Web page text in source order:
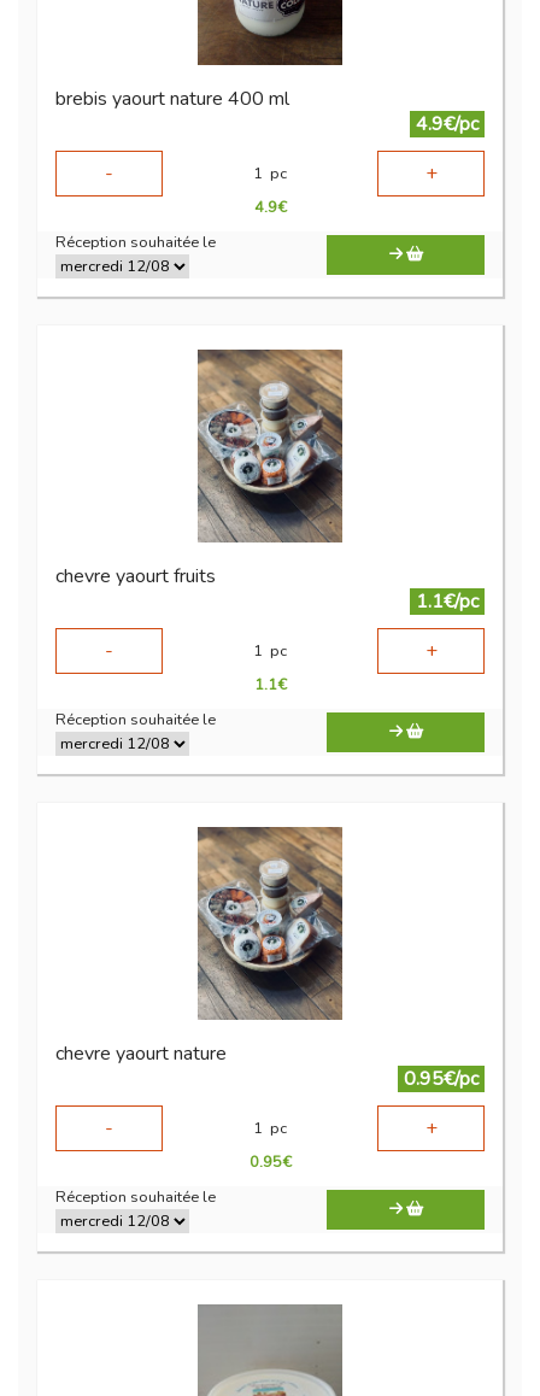
brebis yaourt nature 400 ml
4.9€/pc
-
1 pc +
4.9€
Réception souhaitée le
chevre yaourt fruits
1.1€/pc
-
1 pc +
1.1€
Réception souhaitée le
chevre yaourt nature
0.95€/pc
-
1 pc +
0.95€
Réception souhaitée le